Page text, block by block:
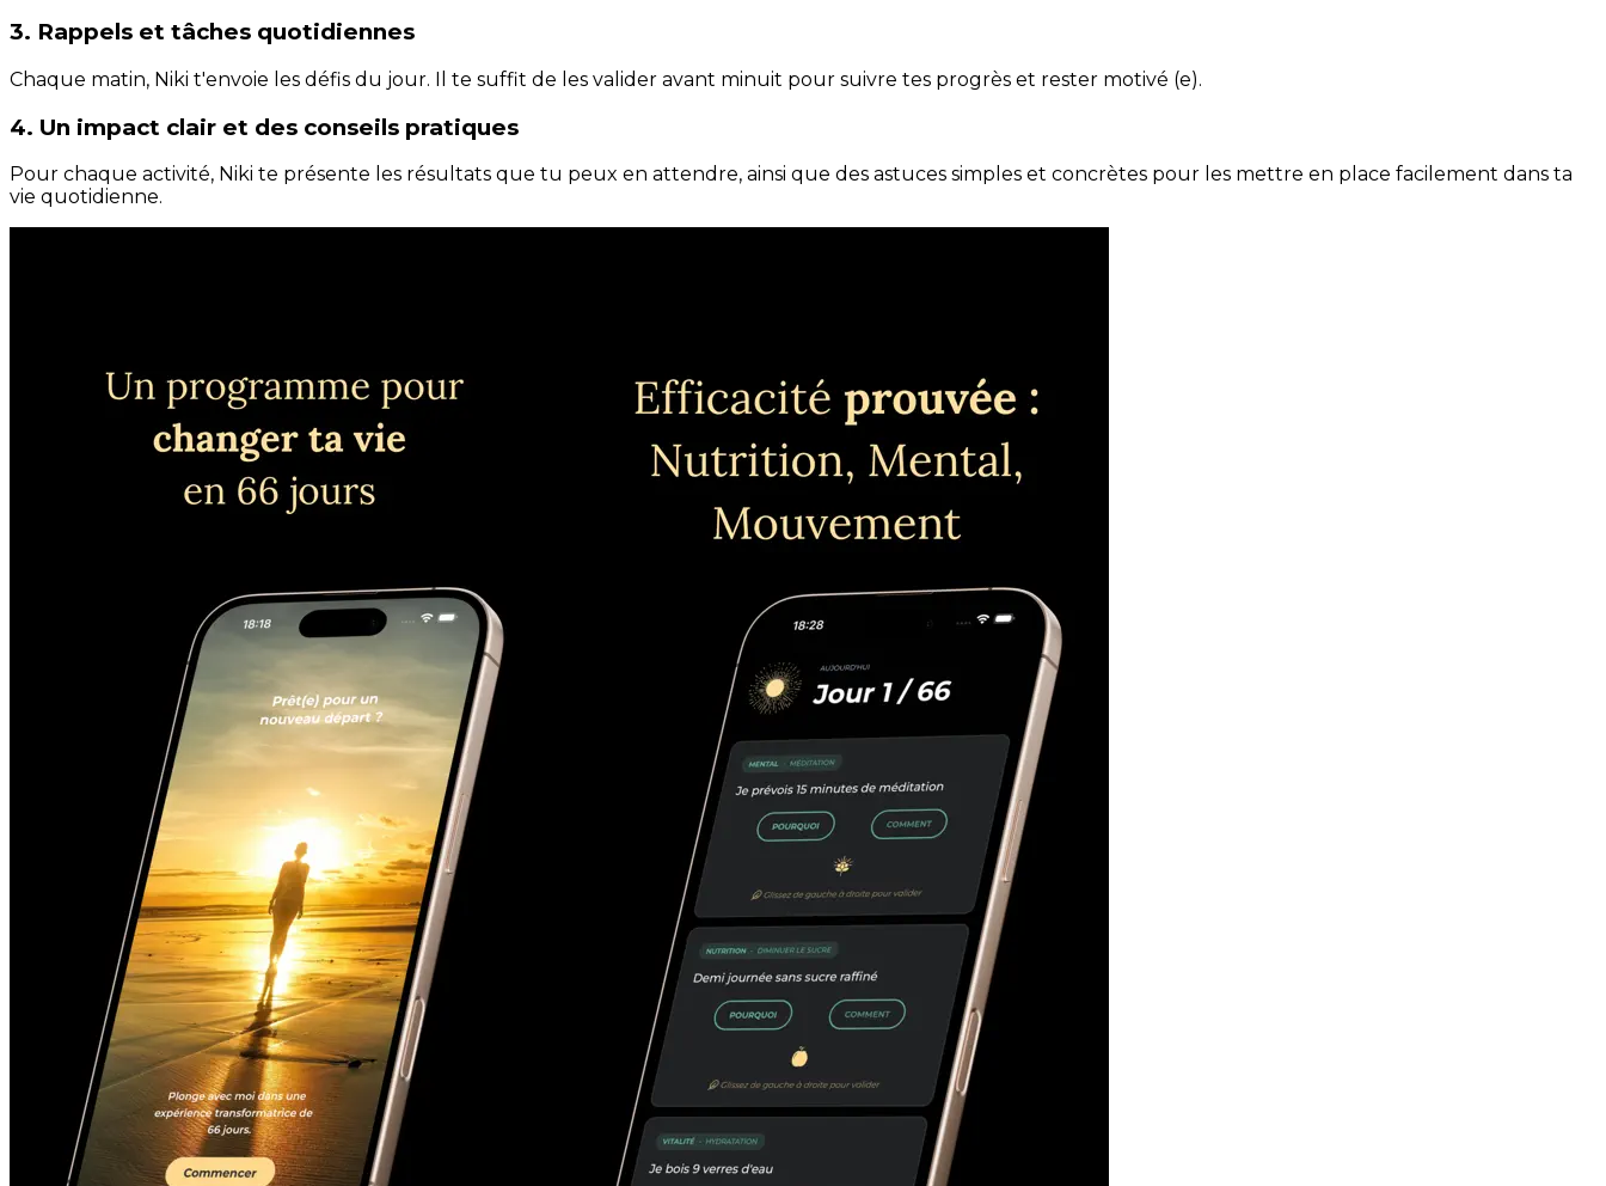
3. Rappels et tâches quotidiennes
Chaque matin, Niki t'envoie les défis du jour. Il te suffit de les valider avant minuit pour suivre tes progrès et rester motivé (e).
4. Un impact clair et des conseils pratiques
Pour chaque activité, Niki te présente les résultats que tu peux en attendre, ainsi que des astuces simples et concrètes pour les mettre en place facilement dans ta
vie quotidienne.